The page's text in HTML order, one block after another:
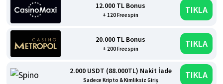
12.000 TL Bonus
+ 120 Freespin TIKLA
20.000 TL Bonus
+ 200 Freespin TIKLA
2.000 USDT (88.000TL) Nakit İade
Sadece Kripto & Kimliksiz Giriş TIKLA